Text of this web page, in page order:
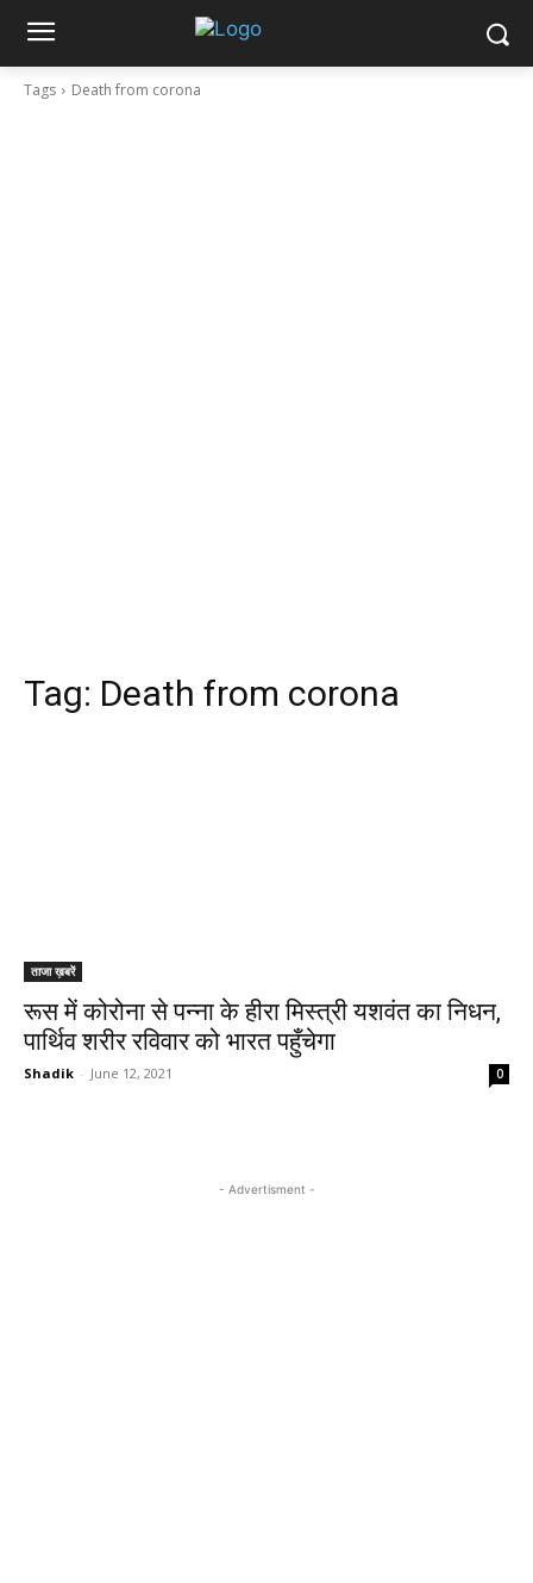
Tags Death from corona
Tag: Death from corona
ताजा ख़बरें
रूस में कोरोना से पन्ना के हीरा मिस्त्री यशवंत का निधन,
पार्थिव शरीर रविवार को भारत पहुँचेगा
Shadik - June 12, 2021 0
- Advertisment -